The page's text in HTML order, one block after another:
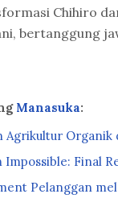
Chihiro
bertanggung
Manasuka:
Agrikultur Organik
Final
Pelanggan